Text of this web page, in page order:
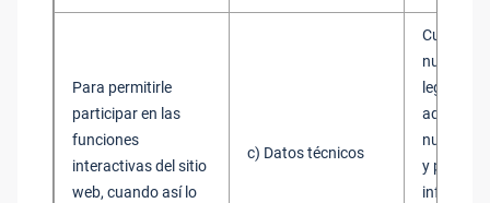
Para permitirle
participar en las
funciones
interactivas del sitio
web, cuando así lo
c) Datos técnicos
nuestros
legítimos
nuestros
y